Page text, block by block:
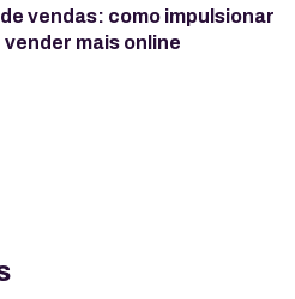
vendas: como impulsionar
mais online